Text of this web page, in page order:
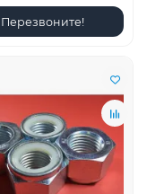
Перезвоните!